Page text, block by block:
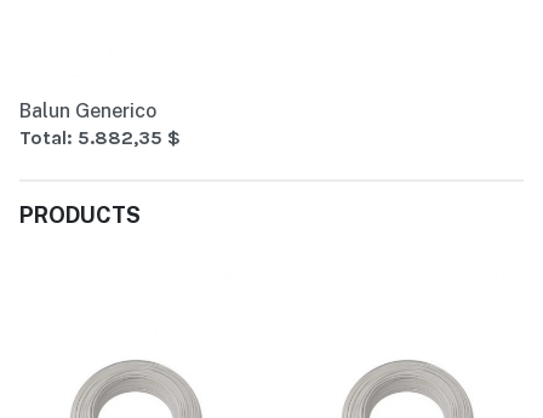
Balun Generico
Total: 5.882,35 $
PRODUCTS